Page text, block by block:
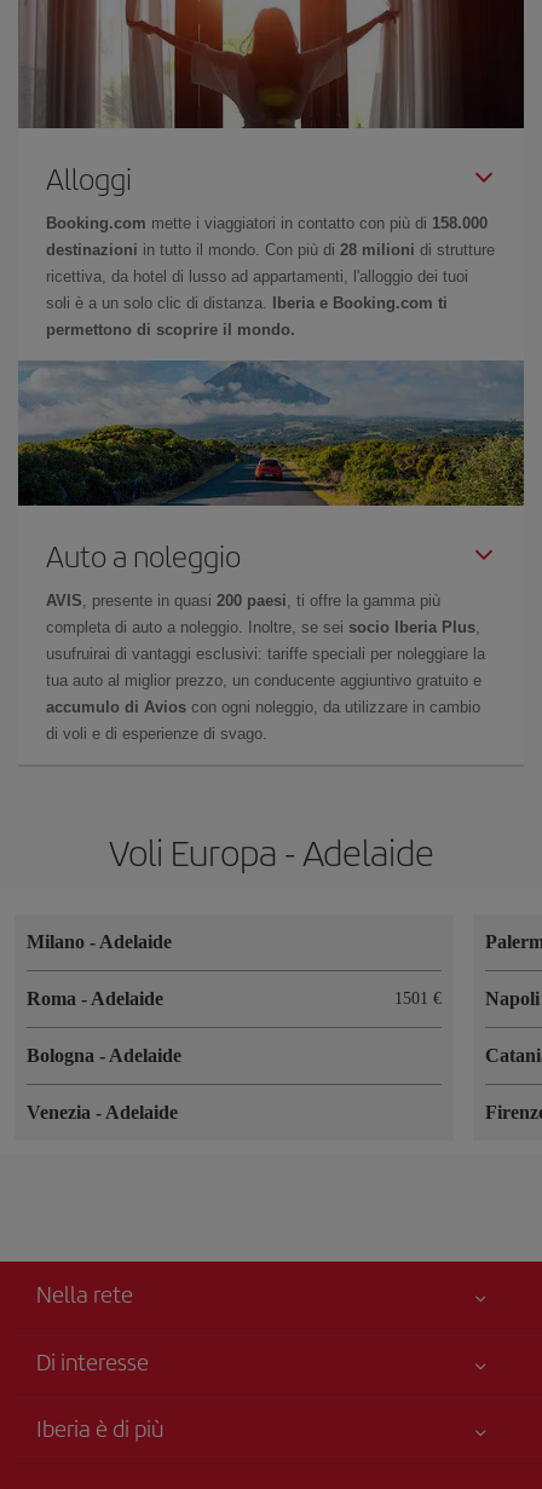
Alloggi
Booking.com mette i viaggiatori in contatto con più di 158.000
destinazioni in tutto il mondo. Con più di 28 milioni di strutture
ricettiva, da hotel di lusso ad appartamenti, l'alloggio dei tuoi
soli è a un solo clic di distanza.
Iberia e Booking.com ti
permettono di scoprire il mondo.
Auto a noleggio
AVIS , presente in quasi 200 paesi , ti offre la gamma più
completa di auto a noleggio. Inoltre, se sei socio Iberia Plus
usufruirai di vantaggi esclusivi: tariffe speciali per noleggiare la
tua auto al miglior prezzo, un conducente aggiuntivo gratuito e
accumulo di Avios con ogni noleggio, da utilizzare in cambio
di voli e di esperienze di svago.
Voli Europa - Adelaide
Milano - Adelaide
Roma - Adelaide 1501 €
Bologna - Adelaide
Venezia - Adelaide
Nella rete
Di interesse
La Sua sicurezza è una priorità
Iberia è di più